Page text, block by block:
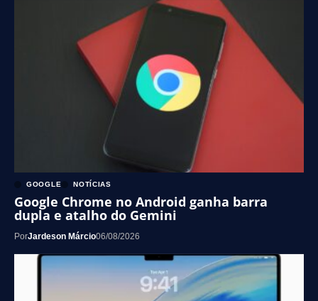
GOOGLE NOTÍCIAS
Google Chrome no Android ganha barra
dupla e atalho do Gemini
PorJardeson Márcio06/08/2026